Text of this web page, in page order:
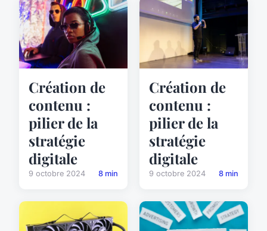
Création de
contenu :
pilier de la
stratégie
digitale
9 octobre 2024 8 min
Création de
contenu :
pilier de la
stratégie
digitale
9 octobre 2024 8 min